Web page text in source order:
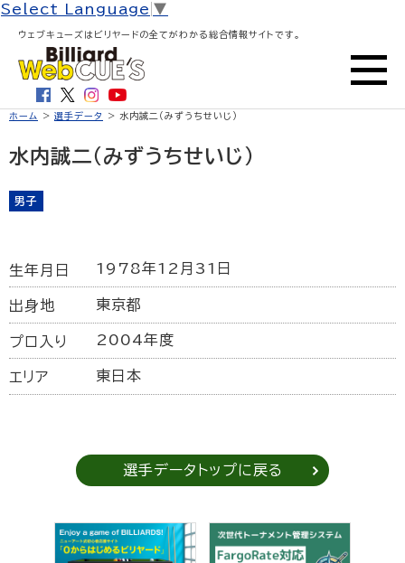
Select Language ▼
ウェブキューズはビリヤードの全てがわかる総合情報サイトです。
ホーム > 選手データ > 水内誠二（みずうちせいじ）
水内誠二（みずうちせいじ）
男子
生年月日 1978年12月31日
出身地 東京都
プロ入り 2004年度
エリア 東日本
選手データトップに戻る